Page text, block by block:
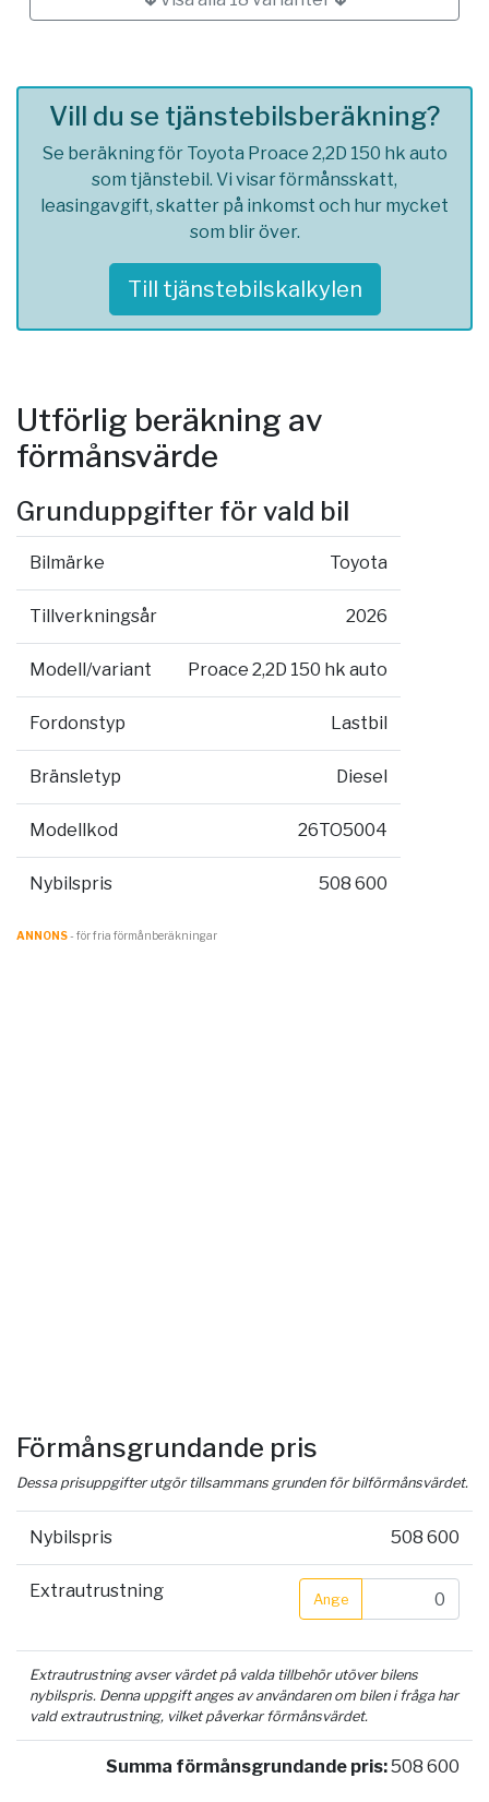
Vill du se tjänstebilsberäkning?
Se beräkning för Toyota Proace 2,2D 150 hk auto
som tjänstebil. Vi visar förmånsskatt,
leasingavgift, skatter på inkomst och hur mycket
som blir över.
Till tjänstebilskalkylen
Utförlig beräkning av
förmånsvärde
Grunduppgifter för vald bil
Bilmärke Toyota
Tillverkningsår 2026
Modell/variant Proace 2,2D 150 hk auto
Fordonstyp Lastbil
Bränsletyp Diesel
Modellkod 26TO5004
Nybilspris 508 600
ANNONS- för fria förmånberäkningar
Förmånsgrundande pris
Dessa prisuppgifter utgör tillsammans grunden för bilförmånsvärdet.
Nybilspris 508 600
Extrautrustning Ange
Extrautrustning avser värdet på valda tillbehör utöver bilens
nybilspris. Denna uppgift anges av användaren om bilen i fråga har
vald extrautrustning, vilket påverkar förmånsvärdet.
Summa förmånsgrundande pris:508 600